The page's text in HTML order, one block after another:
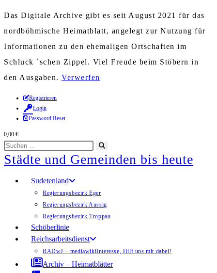
Das Digitale Archive gibt es seit August 2021 für das
nordböhmische Heimatblatt, angelegt zur Nutzung für
Informationen zu den ehemaligen Ortschaften im
Schluck `schen Zippel. Viel Freude beim Stöbern in
den Ausgaben. Verwerfen
Zum
Inhalt
springen
Registrieren
Login
Password Reset
0,00 €
Diese
Website
durchsuchen
starten
Städte und Gemeinden bis heute
Sudetenland
Regierungsbezirk Eger
Regierungsbezirk Aussig
Regierungsbezirk Troppau
Schöberlinie
Reichsarbeitsdienst
RADwJ – mediawikiInteresse, Hilf uns mit dabei!
Archiv – Heimatblätter